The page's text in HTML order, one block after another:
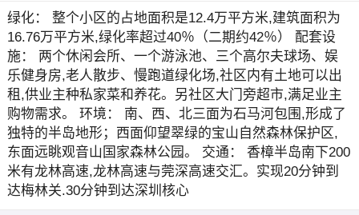
绿化： 整个小区的占地面积是12.4万平方米,建筑面积为
16.76万平方米,绿化率超过40％（二期约42％） 配套设
施： 两个休闲会所、一个游泳池、三个高尔夫球场、娱
乐健身房,老人散步、慢跑道绿化场,社区内有土地可以出
租,供业主种私家菜和养花。另社区大门旁超市,满足业主
购物需求。 环境： 南、西、北三面为石马河包围,形成了
独特的半岛地形；西面仰望翠绿的宝山自然森林保护区,
东面远眺观音山国家森林公园。 交通： 香樟半岛南下200
米有龙林高速,龙林高速与莞深高速交汇。实现20分钟到
达梅林关.30分钟到达深圳核心